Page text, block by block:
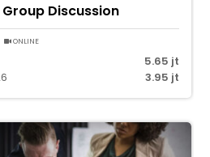
Discussion
ONLINE
5.65 jt
3.95 jt